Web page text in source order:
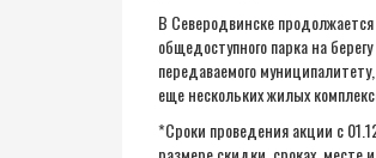
В Северодвинске
общедоступного парка на
передаваемого
еще нескольких жилых
*Сроки проведения акции с